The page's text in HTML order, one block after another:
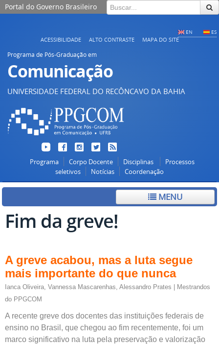
Portal do Governo Brasileiro
EN ES
ACESSIBILIDADE ALTO CONTRASTE MAPA DO SITE
Programa de Pós-Graduação em
Comunicação
UNIVERSIDADE FEDERAL DO RECÔNCAVO DA BAHIA
Programa Corpo Docente Disciplinas
Processos
seletivos
Notícias Coordenação
MENU
Fim da greve!
A greve acabou, mas a luta segue
mais importante do que nunca
Ianca Oliveira, Vannessa Mascarenhas, Alessandro Prates | Mestrandos
do PPGCOM
A recente greve dos docentes das instituições federais de
ensino no Brasil, que chegou ao fim recentemente, foi um
marco significativo na luta pela preservação e valorização